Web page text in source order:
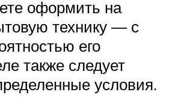
оформить на
технику ― с
его
также следует
условия.